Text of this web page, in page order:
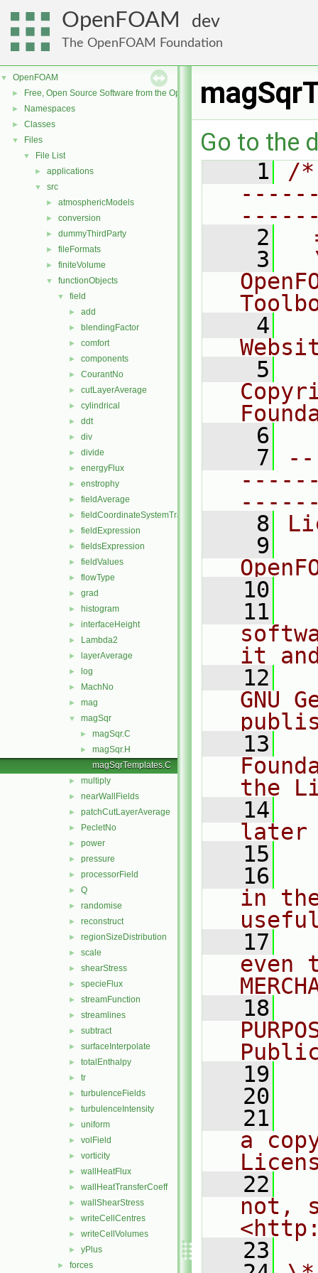
OpenFOAM dev
The OpenFOAM Foundation
▼ OpenFOAM
► Free, Open Source Software from the OpenFOAM Foundation
► Namespaces
► Classes
▼ Files
▼ File List
► applications
▼ src
► atmosphericModels
► conversion
► dummyThirdParty
► fileFormats
► finiteVolume
▼ functionObjects
▼ field
► add
► blendingFactor
► comfort
► components
► CourantNo
► cutLayerAverage
► cylindrical
► ddt
► div
► divide
► energyFlux
► enstrophy
► fieldAverage
► fieldCoordinateSystemTransform
► fieldExpression
► fieldsExpression
► fieldValues
► flowType
► grad
► histogram
► interfaceHeight
► Lambda2
► layerAverage
► log
► MachNo
► mag
▼ magSqr
► magSqr.C
►
magSqr.H
magSqrTemplates.C
► multiply
► nearWallFields
► patchCutLayerAverage
► PecletNo
► power
► pressure
► processorField
► Q
► randomise
► reconstruct
► regionSizeDistribution
► scale
► shearStress
► specieFlux
► streamFunction
► streamlines
► subtract
► surfaceInterpolate
► totalEnthalpy
► tr
► turbulenceFields
► turbulenceIntensity
► uniform
► volField
► vorticity
► wallHeatFlux
► wallHeatTransferCoeff
► wallShearStress
► writeCellCentres
► writeCellVolumes
► yPlus
► forces
Go to the
    1
/
    2
    3
    4
    5
    6
    7
    8
    9
   10
   11
it
   12
GNU
   13
the
   14
later
   15
   16
in
   17
even
   18
   19
   20
   21
a
   22
not,
   23